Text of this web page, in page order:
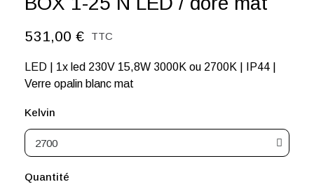
531,00 € TTC
LED | 1x led 230V 15,8W 3000K ou 2700K | IP44 |
Verre opalin blanc mat
Kelvin
Quantité